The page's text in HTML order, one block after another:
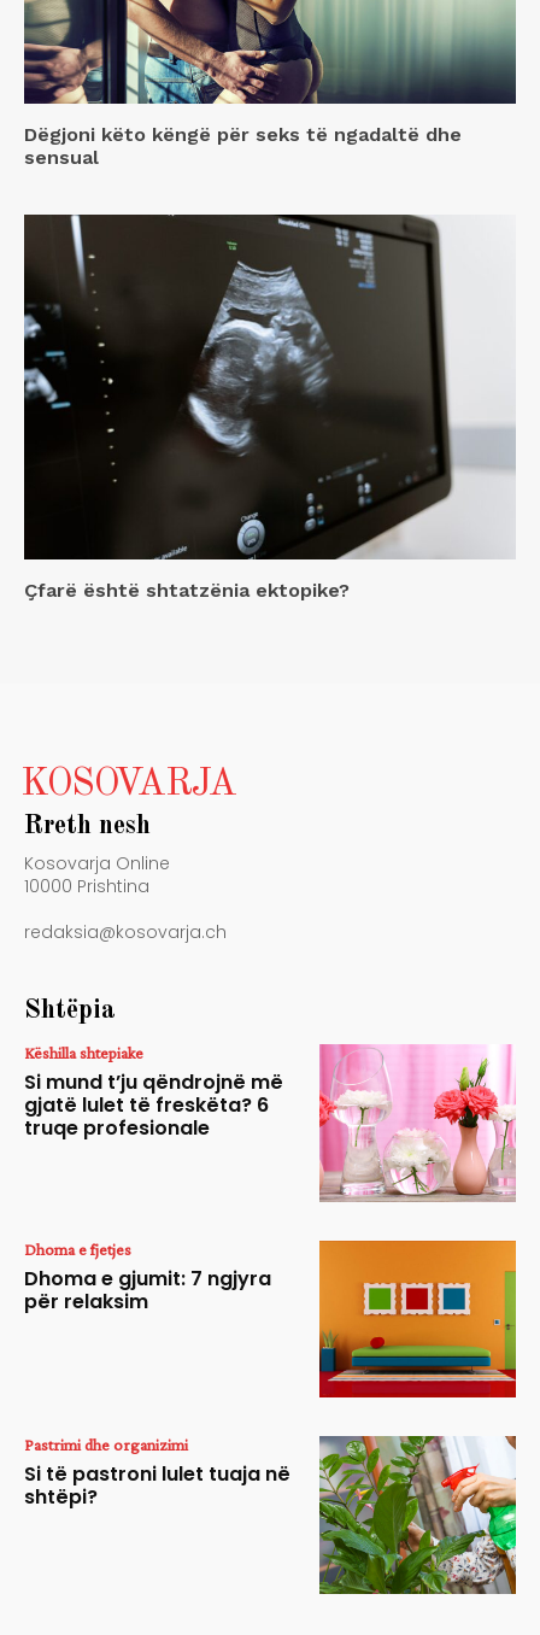
Dëgjoni këto këngë për seks të ngadaltë dhe
sensual
Çfarë është shtatzënia ektopike?
KOSOVARJA
Rreth nesh
Kosovarja Online
10000 Prishtina
redaksia@kosovarja.ch
Shtëpia
Këshilla shtepiake
Si mund t’ju qëndrojnë më
gjatë lulet të freskëta? 6
truqe profesionale
Dhoma e fjetjes
Dhoma e gjumit: 7 ngjyra
për relaksim
Pastrimi dhe organizimi
Si të pastroni lulet tuaja në
shtëpi?